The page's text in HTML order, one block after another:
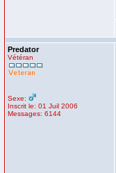
Predator
Vétéran
Sexe:
Inscrit le: 01 Juil 2006
Messages: 6144